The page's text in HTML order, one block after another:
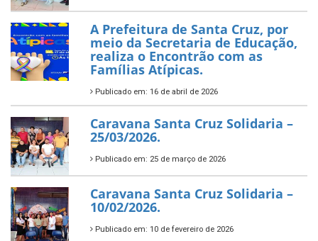
A Prefeitura de Santa Cruz, por
meio da Secretaria de Educação,
realiza o Encontrão com as
Famílias Atípicas.
Publicado em: 16 de abril de 2026
Caravana Santa Cruz Solidaria –
25/03/2026.
Publicado em: 25 de março de 2026
Caravana Santa Cruz Solidaria –
10/02/2026.
Publicado em: 10 de fevereiro de 2026